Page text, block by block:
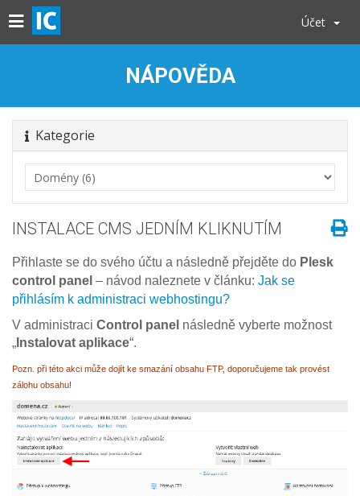
Účet
NÁPOVĚDA
Kategorie
INSTALACE CMS JEDNÍM KLIKNUTÍM
Přihlaste se do svého účtu a následně přejděte do Plesk
control panel – návod naleznete v článku: Jak se
přihlásím k administraci webhostingu?
V administraci Control panel následně vyberte možnost
„ Instalovat aplikace“.
Pozn. při této akci může dojít ke smazání obsahu FTP, doporučujeme tak provést
zálohu obsahu!